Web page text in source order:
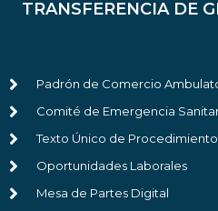
TRANSFERENCIA DE
Padrón de Comercio
Comité de Emergencia
Texto Único de
Oportunidades Laborales
Mesa de Partes Digital